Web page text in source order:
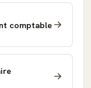
comptable